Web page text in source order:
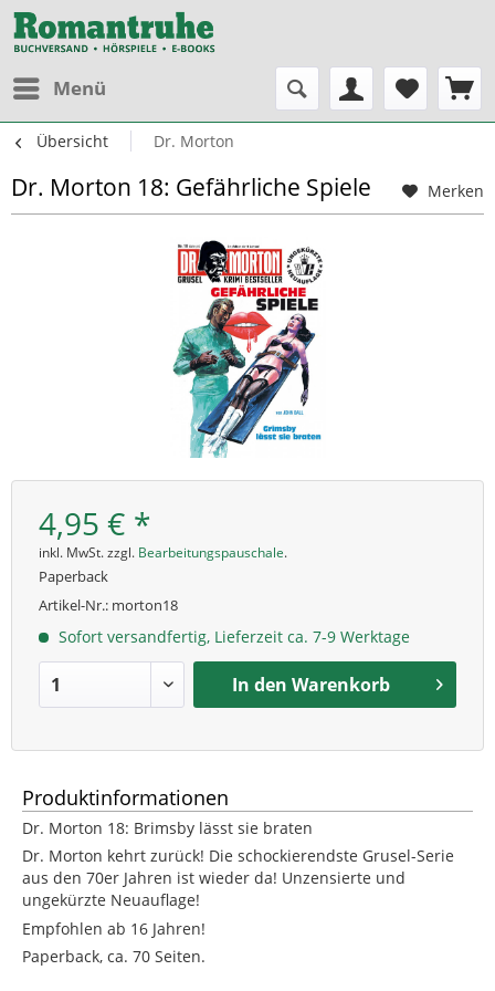
Menü
Übersicht Dr. Morton
Merken
Dr. Morton 18: Gefährliche Spiele
4,95 € *
inkl. MwSt. zzgl. Bearbeitungspauschale.
Paperback
Artikel-Nr.: morton18
Sofort versandfertig, Lieferzeit ca. 7-9 Werktage
In den Warenkorb
Produktinformationen
Dr. Morton 18: Brimsby lässt sie braten
Dr. Morton kehrt zurück! Die schockierendste Grusel-Serie
aus den 70er Jahren ist wieder da! Unzensierte und
ungekürzte Neuauflage!
Empfohlen ab 16 Jahren!
Paperback, ca. 70 Seiten.